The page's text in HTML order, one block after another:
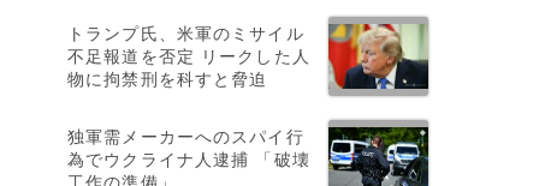
トランプ氏、米軍のミサイル
不足報道を否定 リークした人
物に拘禁刑を科すと脅迫
独軍需メーカーへのスパイ行
為でウクライナ人逮捕 「破壊
工作の準備」